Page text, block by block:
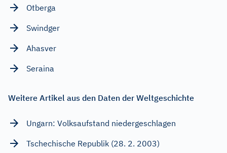
Otberga
Swindger
Ahasver
Seraina
Weitere Artikel aus den Daten der Weltgeschichte
Ungarn: Volksaufstand niedergeschlagen
Tschechische Republik (28. 2. 2003)